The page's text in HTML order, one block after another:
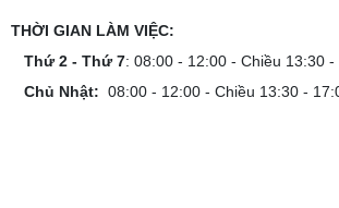
THỜI GIAN LÀM VIỆC:
Thứ 2 - Thứ 7: 08:00 - 12:00 - Chiều 13:30 -
Chủ Nhật: 08:00 - 12:00 - Chiều 13:30 -